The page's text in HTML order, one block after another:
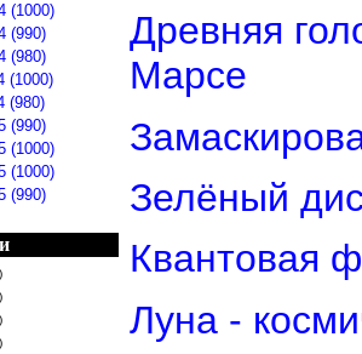
(1000)
(990)
(980)
(1000)
(980)
(990)
(1000)
(1000)
(990)
Древняя
Марсе
Зелёный
Квантовая
Луна -